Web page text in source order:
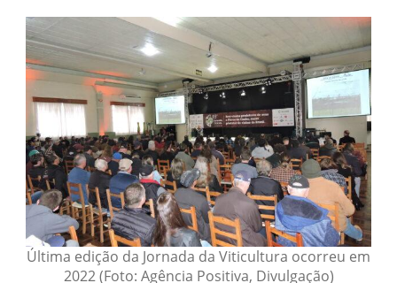
Última edição da Jornada da Viticultura ocorreu em
2022 (Foto: Agência Positiva, Divulgação)